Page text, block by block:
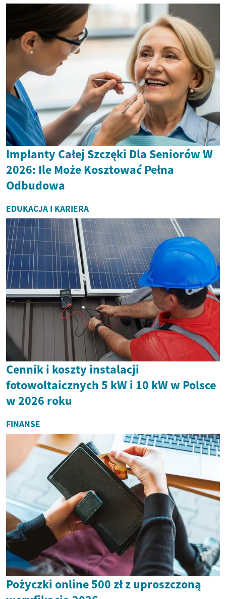
Implanty Całej Szczęki Dla Seniorów W
2026: Ile Może Kosztować Pełna
Odbudowa
EDUKACJA I KARIERA
Cennik i koszty instalacji
fotowoltaicznych 5 kW i 10 kW w Polsce
w 2026 roku
FINANSE
Pożyczki online 500 zł z uproszczoną